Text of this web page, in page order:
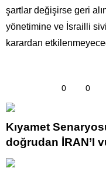
şartlar değişirse geri
yönetimine ve İsrailli
karardan
0 0
Kıyamet Senaryosu
doğrudan İRAN’I